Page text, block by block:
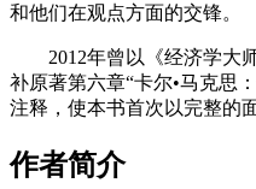
和他们在观点方面的交锋。
2012年曾以《经济学大
补原著第六章“卡尔•马克思
注释，使本书首次以完整的
作者简介